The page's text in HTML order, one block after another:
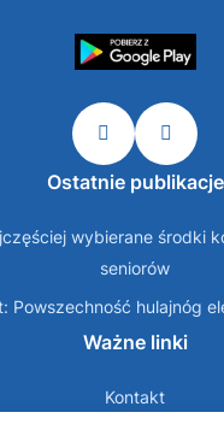
Ostatnie publikacje
wybierane środki
seniorów
Powszechność hulajnóg
Ważne linki
Kontakt